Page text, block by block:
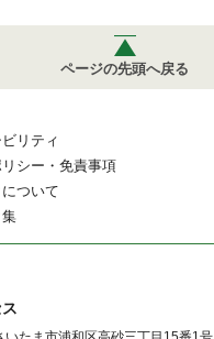
ページの先頭へ戻る
リティ
シー・免責事項
ついて